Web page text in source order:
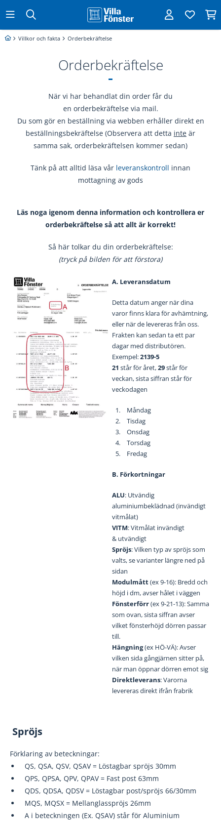
Villkor och fakta Orderbekräftelse
Orderbekräftelse
När vi har behandlat din order får du
en orderbekräftelse via mail.
Du som gör en beställning via webben erhåller direkt en
beställningsbekräftelse (Observera att detta inte är
samma sak, orderbekräftelsen kommer sedan)
Tänk på att alltid läsa vår leveranskontroll innan
mottagning av gods
Läs noga igenom denna information och kontrollera er
orderbekräftelse så att allt är korrekt!
Så här tolkar du din orderbekräftelse:
(tryck på bilden för att förstora)
A. Leveransdatum
Detta datum anger när dina
varor finns klara för avhämtning,
eller när de levereras från oss.
Frakten kan sedan ta ett par
dagar med distributören.
Exempel:2139-5
21 står för året,29står för
veckan, sista siffran står för
veckodagen
Måndag
Tisdag
Onsdag
Torsdag
Fredag
B. Förkortningar
ALU: Utvändig
aluminiumbeklädnad (invändigt
vitmålat)
VITM: Vitmålat invändigt
& utvändigt
Spröjs: Vilken typ av spröjs som
valts, se varianter längre ned på
sidan
Modulmått(ex 9-16): Bredd och
höjd i dm, avser hålet i väggen
Fönsterförr(ex 9-21-13): Samma
som ovan, sista siffran avser
vilket fönsterhöjd dörren passar
till.
Hängning(ex HÖ-VÄ): Avser
vilken sida gångjärnen sitter på,
när man öppnar dörren emot sig
Direktleverans: Varorna
levereras direkt ifrån frabrik
Spröjs
Förklaring av beteckningar:
QS, QSA, QSV, QSAV = Löstagbar spröjs 30mm
QPS, QPSA, QPV, QPAV = Fast post 63mm
QDS, QDSA, QDSV = Löstagbar post/spröjs 66/30mm
MQS, MQSX = Mellanglasspröjs 26mm
A i beteckningen (Ex. QSAV) står för Aluminium